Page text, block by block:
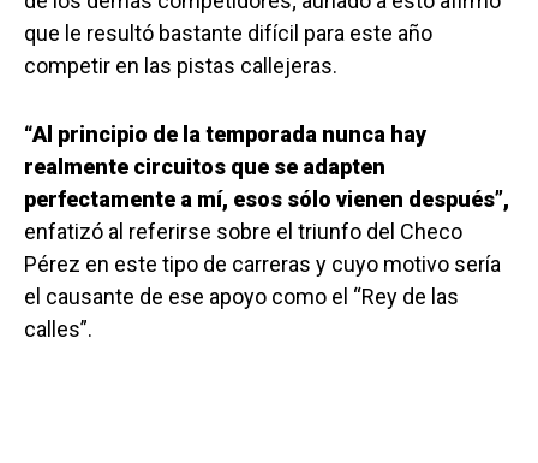
que le resultó bastante difícil para este año
competir en las pistas callejeras.
“Al principio de la temporada nunca hay
realmente circuitos que se adapten
perfectamente a mí, esos sólo vienen después”,
enfatizó al referirse sobre el triunfo del Checo
Pérez en este tipo de carreras y cuyo motivo sería
el causante de ese apoyo como el “Rey de las
calles”.